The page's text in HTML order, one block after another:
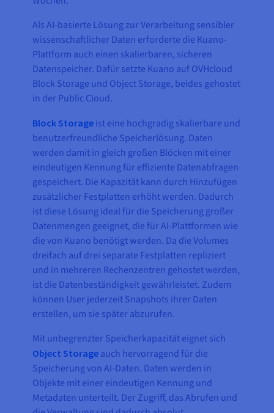
Als AI-basierte Lösung zur Verarbeitung sensibler
wissenschaftlicher Daten erforderte die Kuano-
Plattform auch einen skalierbaren, sicheren
Datenspeicher. Dafür setzte Kuano auf OVHcloud
Block Storage und Object Storage, beides gehostet
in der Public Cloud.
Block Storage ist eine hochgradig skalierbare und
benutzerfreundliche Speicherlösung. Daten
werden damit in gleich großen Blöcken mit einer
eindeutigen Kennung für effiziente Datenabfragen
gespeichert. Die Kapazität kann durch Hinzufügen
zusätzlicher Festplatten erhöht werden. Dadurch
ist diese Lösung ideal für die Speicherung großer
Datenmengen geeignet, die für AI-Plattformen wie
die von Kuano benötigt werden. Da die Volumes
dreifach auf drei separate Festplatten repliziert
und in mehreren Rechenzentren gehostet werden,
ist die Datenbeständigkeit gewährleistet. Zudem
können User jederzeit Snapshots ihrer Daten
erstellen, um sie später abzurufen.
Mit unbegrenzter Speicherkapazität eignet sich
Object Storage auch hervorragend für die
Speicherung von AI-Daten. Daten werden in
Objekte mit einer eindeutigen Kennung und
Metadaten unterteilt. Der Zugriff, das Abrufen und